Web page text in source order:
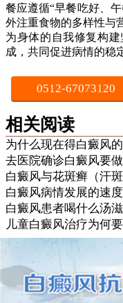
餐应遵循“早餐吃好、
外注重食物的多样性与
为身体的自我修复构
成，共同促进病情的稳
0512-67073120
相关阅读
为什么现在得白癜风
去医院确诊白癜风要
白癜风与花斑癣（汗
白癜风病情发展的速
白癜风患者喝什么汤
儿童白癜风治疗为何